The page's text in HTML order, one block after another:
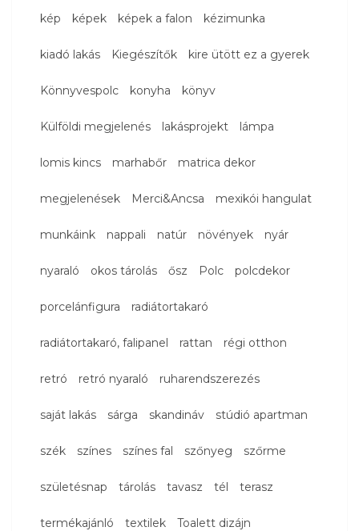
kép képek képek a falon kézimunka
kiadó lakás Kiegészítők kire ütött ez a gyerek
Könnyvespolc konyha könyv
Külföldi megjelenés lakásprojekt lámpa
lomis kincs marhabőr matrica dekor
megjelenések Merci&Ancsa mexikói hangulat
munkáink nappali natúr növények nyár
nyaraló okos tárolás ősz Polc polcdekor
porcelánfigura radiátortakaró
radiátortakaró, falipanel rattan régi otthon
retró retró nyaraló ruharendszerezés
saját lakás sárga skandináv stúdió apartman
szék színes színes fal szőnyeg szőrme
születésnap tárolás tavasz tél terasz
termékajánló textilek Toalett dizájn